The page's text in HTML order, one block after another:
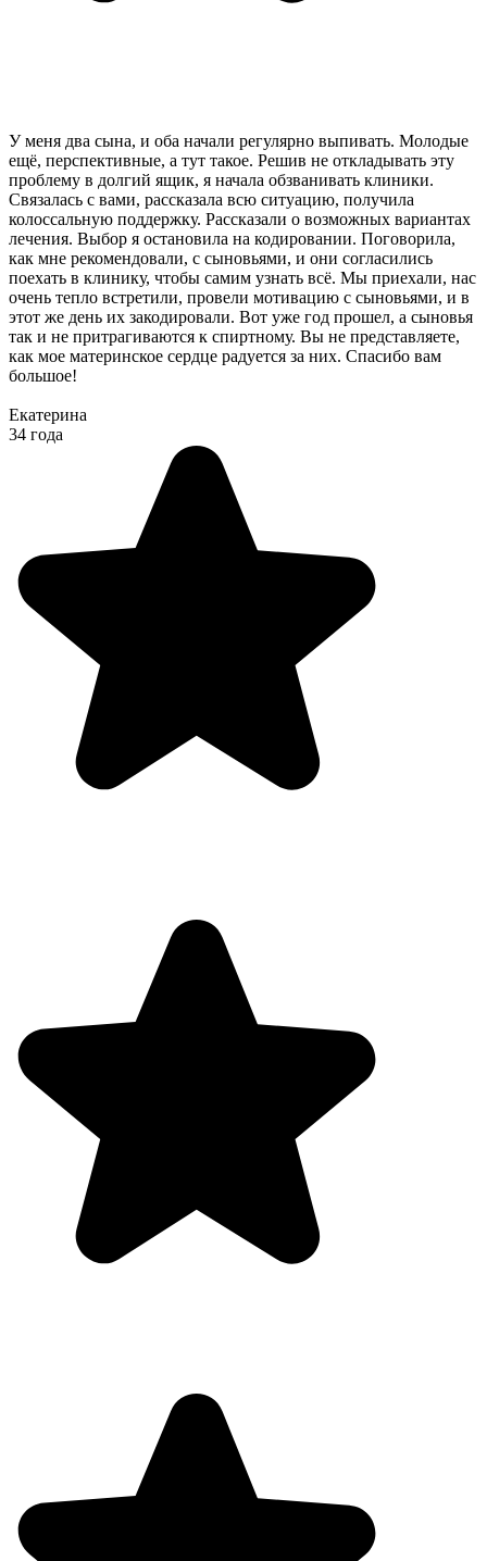
У меня два сына, и оба начали регулярно выпивать. Молодые
ещё, перспективные, а тут такое. Решив не откладывать эту
проблему в долгий ящик, я начала обзванивать клиники.
Связалась с вами, рассказала всю ситуацию, получила
колоссальную поддержку. Рассказали о возможных вариантах
лечения. Выбор я остановила на кодировании. Поговорила,
как мне рекомендовали, с сыновьями, и они согласились
поехать в клинику, чтобы самим узнать всё. Мы приехали, нас
очень тепло встретили, провели мотивацию с сыновьями, и в
этот же день их закодировали. Вот уже год прошел, а сыновья
так и не притрагиваются к спиртному. Вы не представляете,
как мое материнское сердце радуется за них. Спасибо вам
большое!
Екатерина
34 года